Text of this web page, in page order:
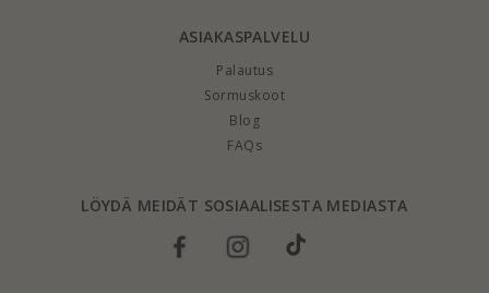
ASIAKASPALVELU
Palautus
Sormuskoot
Blog
FAQs
LÖYDÄ MEIDÄT SOSIAALISESTA MEDIASTA